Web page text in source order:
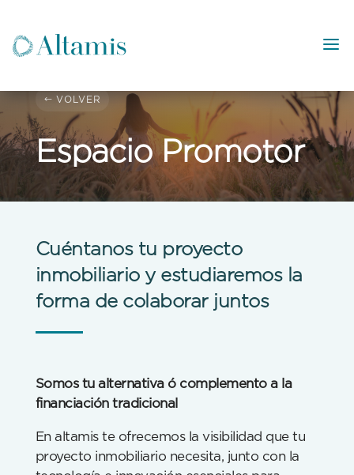
VOLVER
Espacio Promotor
Cuéntanos tu proyecto
inmobiliario y estudiaremos la
forma de colaborar juntos
Somos tu alternativa ó complemento a la
financiación tradicional
En altamis te ofrecemos la visibilidad que tu
proyecto inmobiliario necesita, junto con la